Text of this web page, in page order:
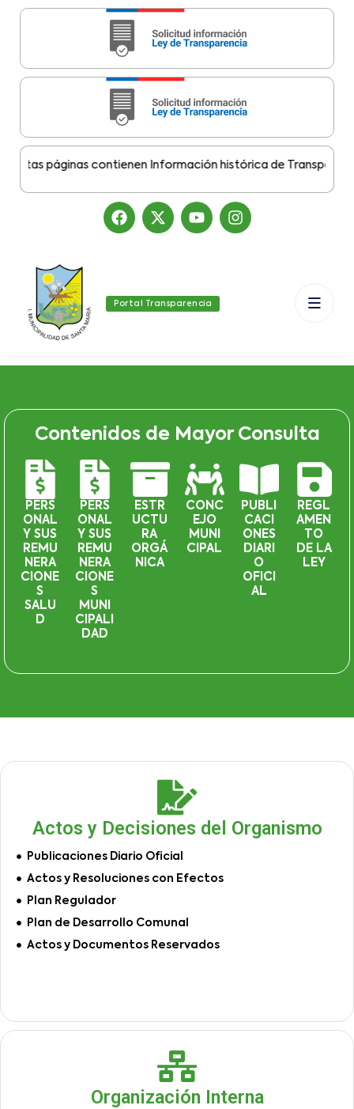
páginas contienen Información histórica de Transparencia
Portal Transparencia
Contenidos de Mayor Consulta
PERS
ONAL
Y SUS
REMU
NERA
CIONE
S
SALU
D
PERS
ONAL
Y SUS
REMU
NERA
CIONE
S
MUNI
CIPALI
DAD
ESTR
UCTU
RA
ORGÁ
NICA
CONC
EJO
MUNI
CIPAL
PUBLI
CACI
ONES
DIARI
O
OFICI
AL
REGL
AMEN
TO
DE LA
LEY
Actos y Decisiones del Organismo
Publicaciones Diario Oficial
Actos y Resoluciones con Efectos
Plan Regulador
Plan de Desarrollo Comunal
Actos y Documentos Reservados
Organización Interna